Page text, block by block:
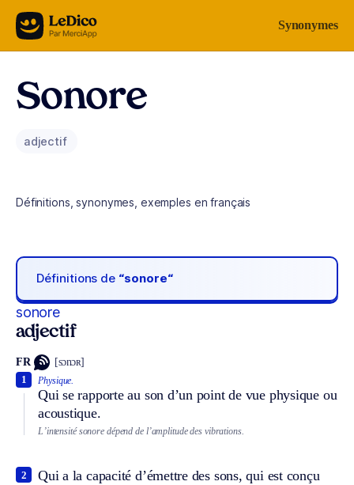
Aller au contenu Synonymes
Sonore
adjectif
Définitions, synonymes, exemples en français
Définitions de “sonore“
sonore
adjectif
FR [sɔnɔʀ]
Physique.
Qui se rapporte au son d’un point de vue physique ou
acoustique.
1
L’intensité sonore dépend de l’amplitude des vibrations.
Qui a la capacité d’émettre des sons, qui est conçu
2